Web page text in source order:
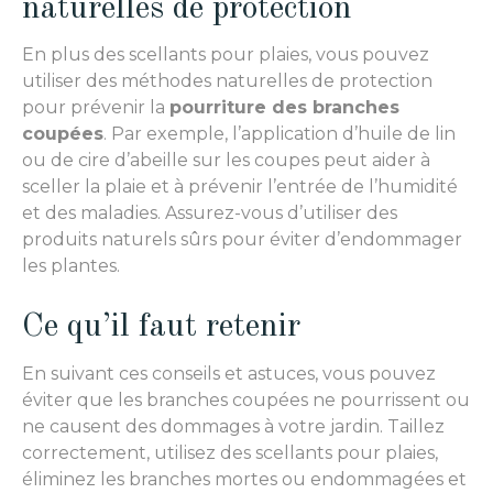
naturelles de protection
En plus des scellants pour plaies, vous pouvez
utiliser des méthodes naturelles de protection
pour prévenir la pourriture des branches
coupées. Par exemple, l’application d’huile de lin
ou de cire d’abeille sur les coupes peut aider à
sceller la plaie et à prévenir l’entrée de l’humidité
et des maladies. Assurez-vous d’utiliser des
produits naturels sûrs pour éviter d’endommager
les plantes.
Ce qu’il faut retenir
En suivant ces conseils et astuces, vous pouvez
éviter que les branches coupées ne pourrissent ou
ne causent des dommages à votre jardin. Taillez
correctement, utilisez des scellants pour plaies,
éliminez les branches mortes ou endommagées et